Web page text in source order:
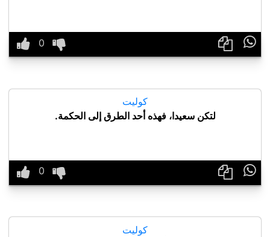

كوليت
لتكن سعيدا، فهذه أحد الطرق إلى الحكمة.

كوليت